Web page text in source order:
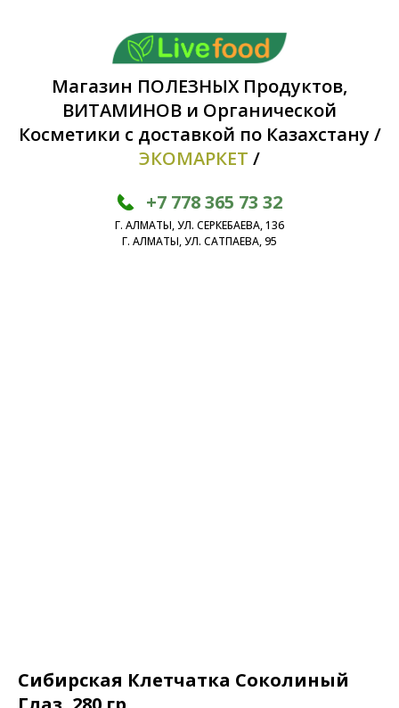
Магазин ПОЛЕЗНЫХ Продуктов,
ВИТАМИНОВ и Органической
Косметики с доставкой по Казахстану /
ЭКОМАРКЕТ /
+7 778 365 73 32
Г. АЛМАТЫ, УЛ. СЕРКЕБАЕВА, 136
Г. АЛМАТЫ, УЛ. САТПАЕВА, 95
Сибирская Клетчатка Соколиный